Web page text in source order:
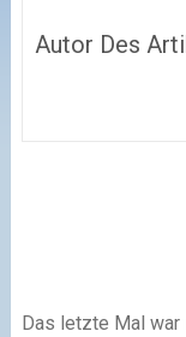
Autor Des
Das letzte Mal war